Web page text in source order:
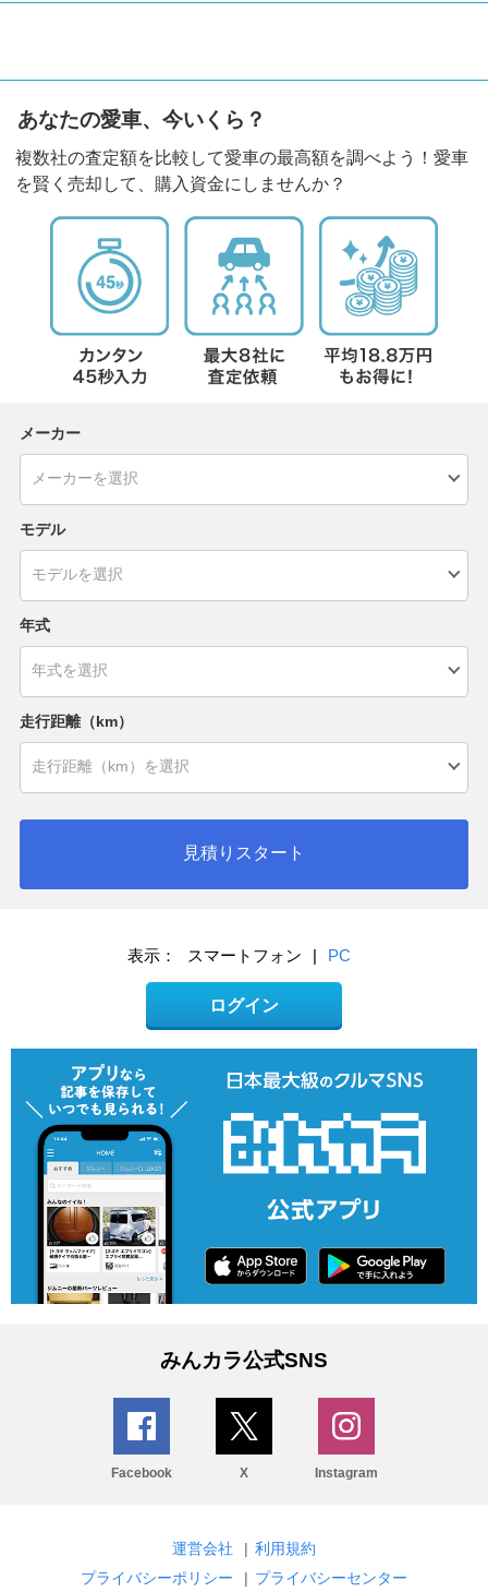
あなたの愛車、今いくら？
複数社の査定額を比較して愛車の最高額を調べよう！愛車
を賢く売却して、購入資金にしませんか？
メーカー
モデル
年式
走行距離（km）
見積りスタート
表示： スマートフォン | PC
ログイン
みんカラ公式SNS
Facebook X Instagram
運営会社 | 利用規約
プライバシーポリシー
| プライバシーセンター